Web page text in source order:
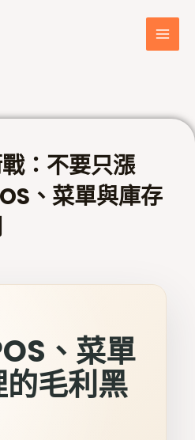
：不要只漲
、菜單與庫存
、菜單
毛利黑